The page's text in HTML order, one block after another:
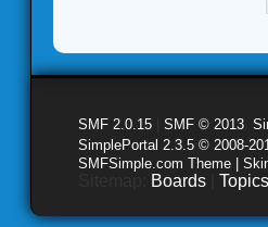
SMF 2.0.15 SMF © 2013
SimplePortal 2.3.5 © 2008-
SMFSimple.com Theme |
Boards Topics